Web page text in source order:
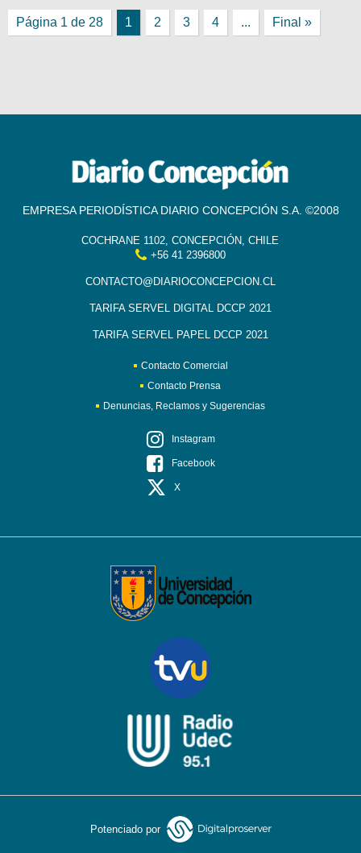
Página 1 de 28 1 2 3 4 ... Final »
EMPRESA PERIODÍSTICA DIARIO CONCEPCIÓN S.A. ©2008
COCHRANE 1102, CONCEPCIÓN, CHILE
+56 41 2396800
CONTACTO@DIARIOCONCEPCION.CL
TARIFA SERVEL DIGITAL DCCP 2021
TARIFA SERVEL PAPEL DCCP 2021
Contacto Comercial
Contacto Prensa
Denuncias, Reclamos y Sugerencias
Instagram
Facebook
X
Potenciado por